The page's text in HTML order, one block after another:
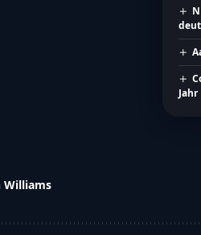
Jahr
Williams